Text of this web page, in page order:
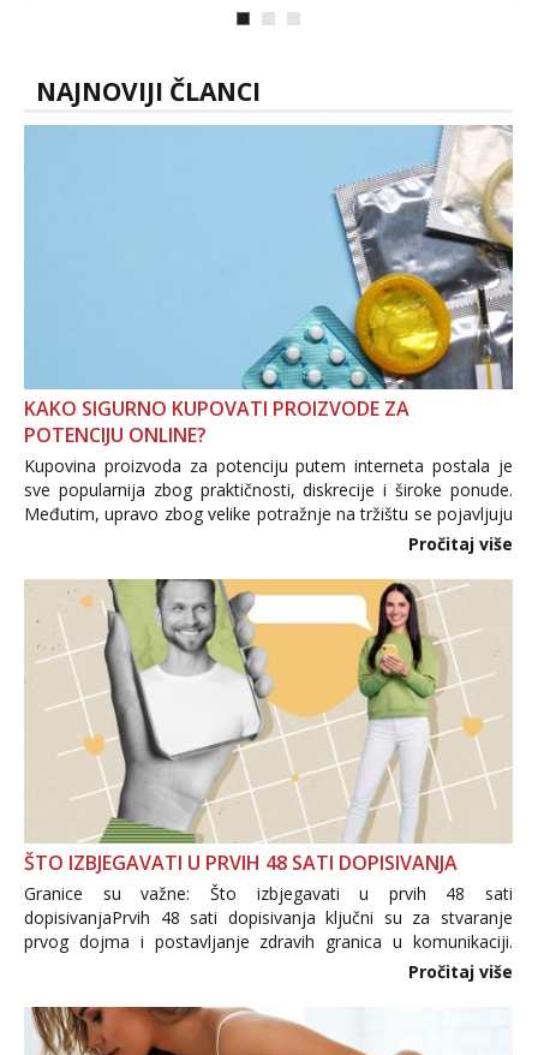
NAJNOVIJI ČLANCI
KAKO SIGURNO KUPOVATI PROIZVODE ZA
POTENCIJU ONLINE?
Kupovina proizvoda za potenciju putem interneta postala je
sve popularnija zbog praktičnosti, diskrecije i široke ponude.
Međutim, upravo zbog velike potražnje na tržištu se pojavljuju
i brojni krivotvoreni proizvodi, nepouzdane internetske
Pročitaj više
ŠTO IZBJEGAVATI U PRVIH 48 SATI DOPISIVANJA
Granice su važne: Što izbjegavati u prvih 48 sati
dopisivanjaPrvih 48 sati dopisivanja ključni su za stvaranje
prvog dojma i postavljanje zdravih granica u komunikaciji.
Važno je izbjeći prebrzo otkrivanje osobnih ili intimnih
informacija, jer nepoznata osoba još nije zaslužila to
povjerenje. Takođe...
Pročitaj više